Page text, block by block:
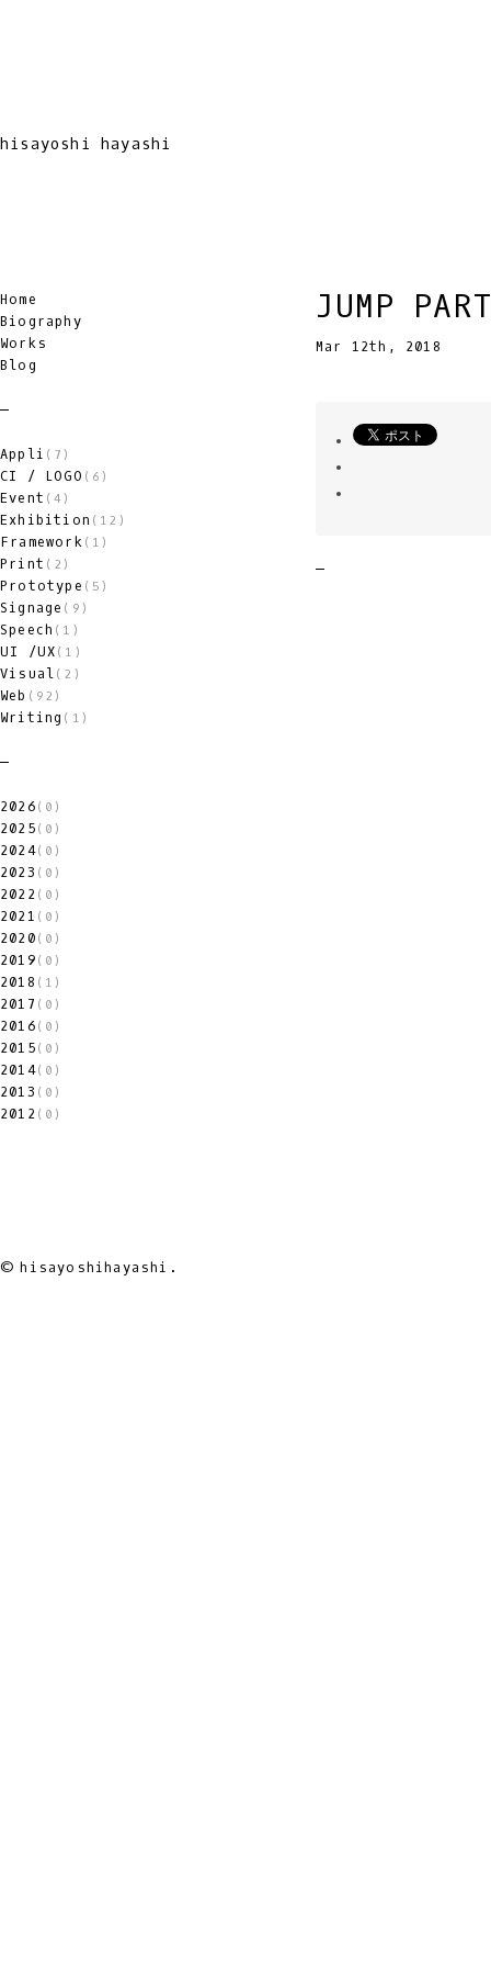
hisayoshi hayashi
Home
Biography
Works
Blog
Appli (7)
CI / LOGO (6)
Event (4)
Exhibition (12)
Framework (1)
Print (2)
Prototype (5)
Signage (9)
Speech (1)
UI /UX (1)
Visual (2)
Web (92)
Writing (1)
2026 (0)
2025 (0)
2024(0)
2023 (0)
2022 (0)
2021 (0)
2020 (0)
2019 (0)
2018 (1)
2017 (0)
2016 (0)
2015 (0)
2014(0)
2013 (0)
2012 (0)
JUMP
Mar 12th, 2018
© hisayoshihayashi.